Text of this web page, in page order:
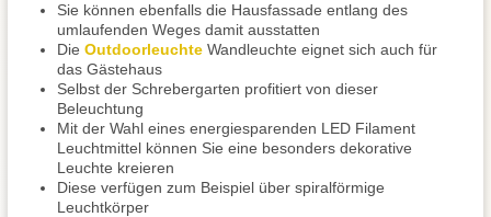
Sie können ebenfalls die Hausfassade entlang des
umlaufenden Weges damit ausstatten
Die Outdoorleuchte Wandleuchte eignet sich auch für
das Gästehaus
Selbst der Schrebergarten profitiert von dieser
Beleuchtung
Mit der Wahl eines energiesparenden LED Filament
Leuchtmittel können Sie eine besonders dekorative
Leuchte kreieren
Diese verfügen zum Beispiel über spiralförmige
Leuchtkörper